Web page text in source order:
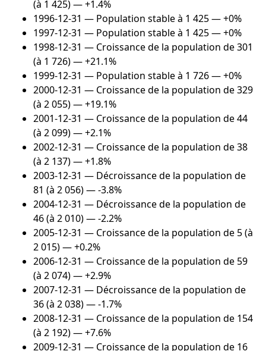
(à 1 425) — +1.4%
1996-12-31 — Population stable à 1 425 — +0%
1997-12-31 — Population stable à 1 425 — +0%
1998-12-31 — Croissance de la population de 301
(à 1 726) — +21.1%
1999-12-31 — Population stable à 1 726 — +0%
2000-12-31 — Croissance de la population de 329
(à 2 055) — +19.1%
2001-12-31 — Croissance de la population de 44
(à 2 099) — +2.1%
2002-12-31 — Croissance de la population de 38
(à 2 137) — +1.8%
2003-12-31 — Décroissance de la population de
81 (à 2 056) — -3.8%
2004-12-31 — Décroissance de la population de
46 (à 2 010) — -2.2%
2005-12-31 — Croissance de la population de 5 (à
2 015) — +0.2%
2006-12-31 — Croissance de la population de 59
(à 2 074) — +2.9%
2007-12-31 — Décroissance de la population de
36 (à 2 038) — -1.7%
2008-12-31 — Croissance de la population de 154
(à 2 192) — +7.6%
2009-12-31 — Croissance de la population de 16